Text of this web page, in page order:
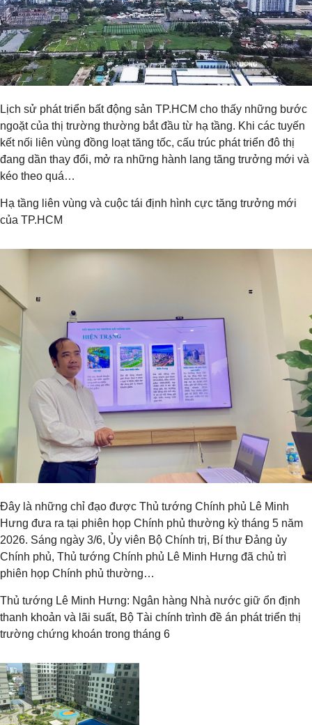
Lịch sử phát triển bất động sản TP.HCM cho thấy những bước
ngoặt của thị trường thường bắt đầu từ hạ tầng. Khi các tuyến
kết nối liên vùng đồng loạt tăng tốc, cấu trúc phát triển đô thị
đang dần thay đổi, mở ra những hành lang tăng trưởng mới và
kéo theo quá…
Hạ tầng liên vùng và cuộc tái định hình cực tăng trưởng mới
của TP.HCM
Đây là những chỉ đạo được Thủ tướng Chính phủ Lê Minh
Hưng đưa ra tại phiên họp Chính phủ thường kỳ tháng 5 năm
2026. Sáng ngày 3/6, Ủy viên Bộ Chính trị, Bí thư Đảng ủy
Chính phủ, Thủ tướng Chính phủ Lê Minh Hưng đã chủ trì
phiên họp Chính phủ thường…
Thủ tướng Lê Minh Hưng: Ngân hàng Nhà nước giữ ổn định
thanh khoản và lãi suất, Bộ Tài chính trình đề án phát triển thị
trường chứng khoán trong tháng 6